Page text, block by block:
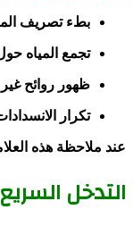
بطء تصريف
تجمع المياه
ظهور روائح
تكرار
عند ملاحظة هذه
التدخل